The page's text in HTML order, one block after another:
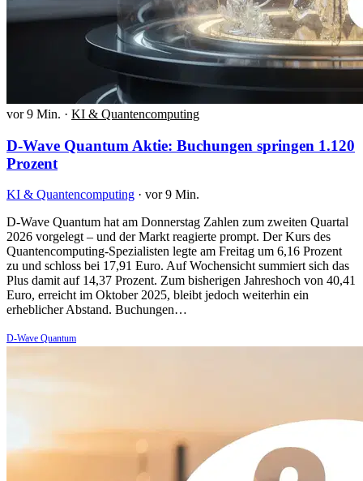
vor 9 Min. · KI & Quantencomputing
D-Wave Quantum Aktie: Buchungen springen 1.120
Prozent
KI & Quantencomputing · vor 9 Min.
D-Wave Quantum hat am Donnerstag Zahlen zum zweiten Quartal
2026 vorgelegt – und der Markt reagierte prompt. Der Kurs des
Quantencomputing-Spezialisten legte am Freitag um 6,16 Prozent
zu und schloss bei 17,91 Euro. Auf Wochensicht summiert sich das
Plus damit auf 14,37 Prozent. Zum bisherigen Jahreshoch von 40,41
Euro, erreicht im Oktober 2025, bleibt jedoch weiterhin ein
erheblicher Abstand. Buchungen…
D-Wave Quantum